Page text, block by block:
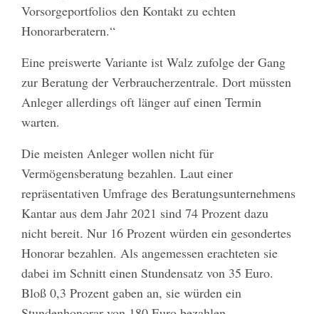
Vorsorgeportfolios den Kontakt zu echten
Honorarberatern.“
Eine preiswerte Variante ist Walz zufolge der Gang
zur Beratung der Verbraucherzentrale. Dort müssten
Anleger allerdings oft länger auf einen Termin
warten.
Die meisten Anleger wollen nicht für
Vermögensberatung bezahlen. Laut einer
repräsentativen Umfrage des Beratungsunternehmens
Kantar aus dem Jahr 2021 sind 74 Prozent dazu
nicht bereit. Nur 16 Prozent würden ein gesondertes
Honorar bezahlen. Als angemessen erachteten sie
dabei im Schnitt einen Stundensatz von 35 Euro.
Bloß 0,3 Prozent gaben an, sie würden ein